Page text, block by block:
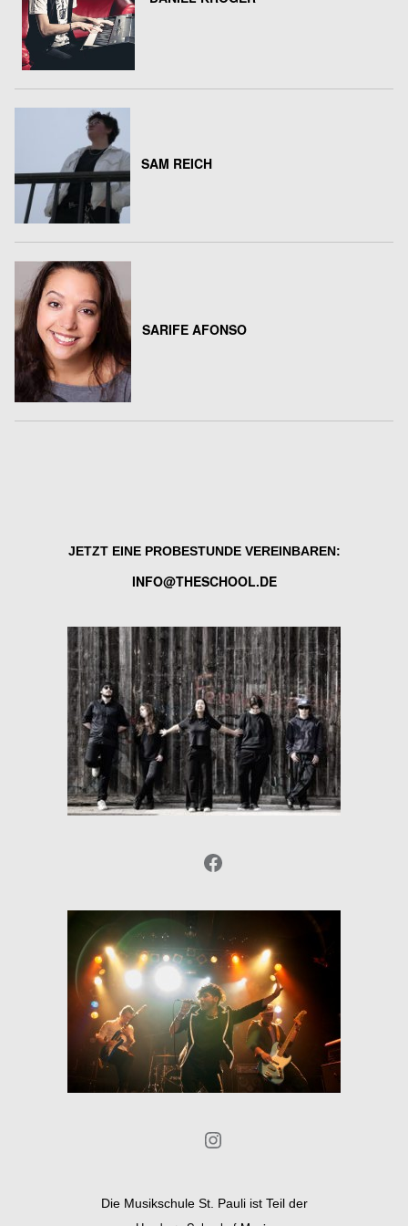
SAM REICH
SARIFE AFONSO
JETZT EINE PROBESTUNDE VEREINBAREN:
INFO@THESCHOOL.DE
Facebook
Instagram
Die Musikschule St. Pauli ist Teil der